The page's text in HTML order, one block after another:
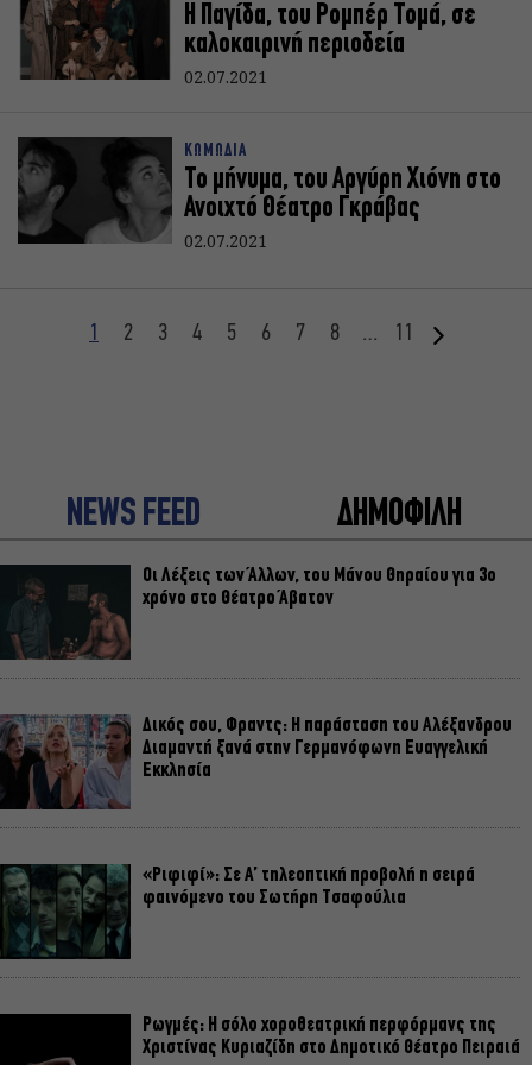
Η Παγίδα, του Ρομπέρ Τομά, σε
καλοκαιρινή περιοδεία
02.07.2021
ΚΩΜΩΔΙΑ
Το μήνυμα, του Αργύρη Χιόνη στο
Ανοιχτό Θέατρο Γκράβας
02.07.2021
1 2 3 4 5 6 7 8 … 11
NEWS FEED ΔΗΜΟΦΙΛΗ
Οι Λέξεις των Άλλων, του Μάνου Θηραίου για 3ο
χρόνο στο Θέατρο Άβατον
Δικός σου, Φραντς: Η παράσταση του Αλέξανδρου
Διαμαντή ξανά στην Γερμανόφωνη Ευαγγελική
Εκκλησία
«Ριφιφί»: Σε Α’ τηλεοπτική προβολή η σειρά
φαινόμενο του Σωτήρη Τσαφούλια
Ρωγμές: Η σόλο χοροθεατρική περφόρμανς της
Χριστίνας Κυριαζίδη στο Δημοτικό Θέατρο Πειραιά